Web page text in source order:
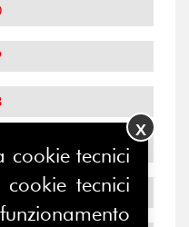
cookie tecnici
tecnici
X